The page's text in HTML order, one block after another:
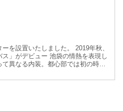
を設置いたしました。 2019年秋、
」がデビュー 池袋の情熱を表現し
異なる内装。都心部では初の時速